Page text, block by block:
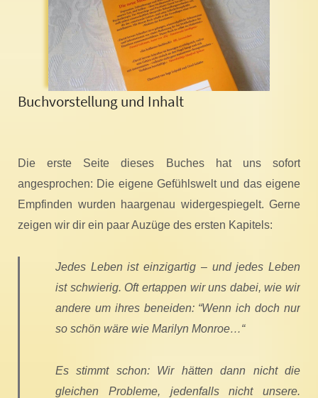
Buchvorstellung und Inhalt
Die erste Seite dieses Buches hat uns sofort
angesprochen: Die eigene Gefühlswelt und das eigene
Empfinden wurden haargenau widergespiegelt. Gerne
zeigen wir dir ein paar Auzüge des ersten Kapitels:
Jedes Leben ist einzigartig – und jedes Leben
ist schwierig. Oft ertappen wir uns dabei, wie wir
andere um ihres beneiden: “Wenn ich doch nur
so schön wäre wie Marilyn Monroe…“
Es stimmt schon: Wir hätten dann nicht die
gleichen Probleme, jedenfalls nicht unsere.